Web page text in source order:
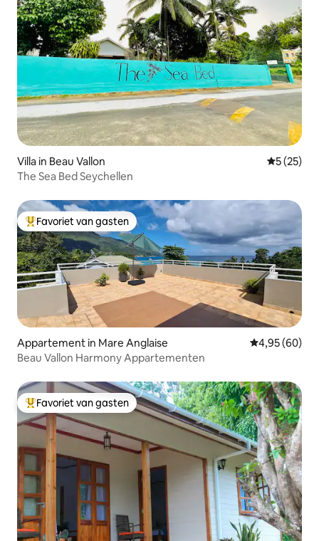
Villa in Beau Vallon
5 (25)
The Sea Bed Seychellen
Topfavoriet van gasten
Favoriet van gasten
Appartement in Mare Anglaise Gemiddelde
4,95 (60)
Beau Vallon Harmony Appartementen
Topfavoriet van gasten
Favoriet van gasten